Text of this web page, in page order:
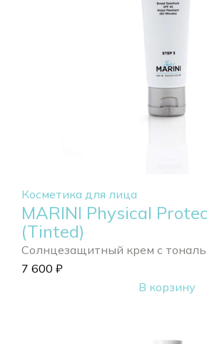
Косметика для лица
MARINI Physical
(Tinted)
Солнцезащитный крем с
7 600 ₽
В корзину